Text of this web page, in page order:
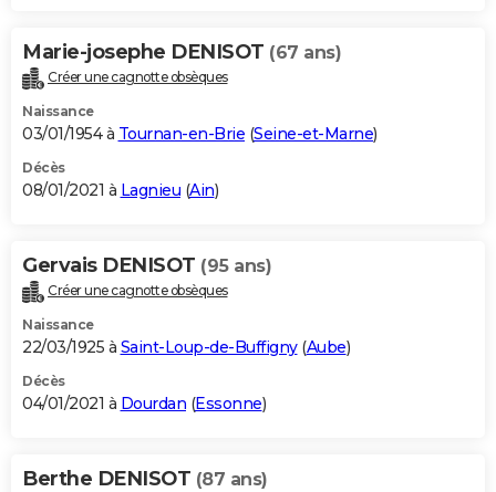
Marie-josephe DENISOT (67 ans)
Créer une cagnotte obsèques
Naissance
03/01/1954 à Tournan-en-Brie (Seine-et-Marne)
Décès
08/01/2021 à Lagnieu (Ain)
Gervais DENISOT (95 ans)
Créer une cagnotte obsèques
Naissance
22/03/1925 à Saint-Loup-de-Buffigny(Aube)
Décès
04/01/2021 à Dourdan (Essonne)
Berthe DENISOT (87 ans)